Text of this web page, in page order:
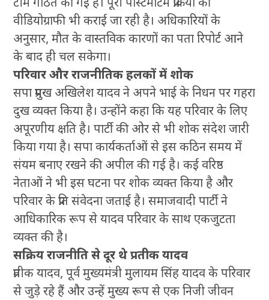
वीडियोग्राफी भी कराई जा रही है। अधिकारियों के
अनुसार, मौत के वास्तविक कारणों का पता रिपोर्ट आने
के बाद ही चल सकेगा।
परिवार और राजनीतिक हलकों में शोक
सपा प्रमुख अखिलेश यादव ने अपने भाई के निधन पर गहरा
दुख व्यक्त किया है। उन्होंने कहा कि यह परिवार के लिए
अपूरणीय क्षति है। पार्टी की ओर से भी शोक संदेश जारी
किया गया है। सपा कार्यकर्ताओं से इस कठिन समय में
संयम बनाए रखने की अपील की गई है। कई वरिष्ठ
नेताओं ने भी इस घटना पर शोक व्यक्त किया है और
परिवार के प्रति संवेदना जताई है। समाजवादी पार्टी ने
आधिकारिक रूप से यादव परिवार के साथ एकजुटता
व्यक्त की है।
सक्रिय राजनीति से दूर थे प्रतीक यादव
प्रतीक यादव, पूर्व मुख्यमंत्री मुलायम सिंह यादव के परिवार
से जुड़े रहे हैं और उन्हें मुख्य रूप से एक निजी जीवन